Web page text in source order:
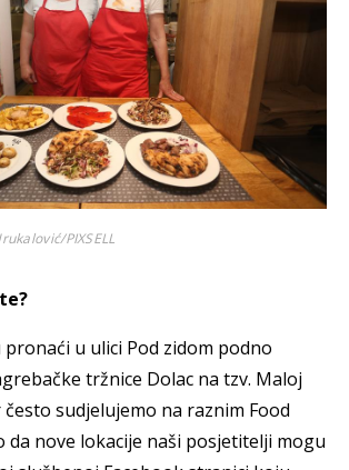
PIXSELL
u ulici Pod zidom podno
tržnice Dolac na tzv. Maloj
sudjelujemo na raznim Food
da nove lokacije naši posjetitelji mogu